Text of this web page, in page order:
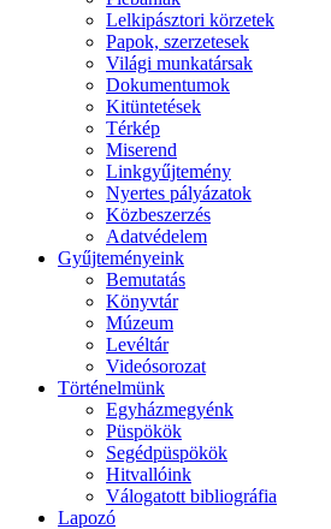
Lelkipásztori körzetek
Papok, szerzetesek
Világi munkatársak
Dokumentumok
Kitüntetések
Térkép
Miserend
Linkgyűjtemény
Nyertes pályázatok
Közbeszerzés
Adatvédelem
Gyűjteményeink
Bemutatás
Könyvtár
Múzeum
Levéltár
Videósorozat
Történelmünk
Egyházmegyénk
Püspökök
Segédpüspökök
Hitvallóink
Válogatott bibliográfia
Lapozó